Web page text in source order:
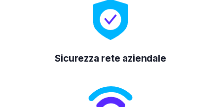
Sicurezza rete aziendale